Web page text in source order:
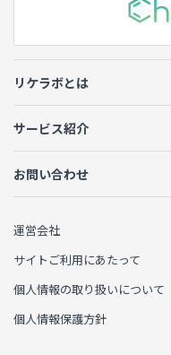
リケラボとは
サービス紹介
お問い合わせ
運営会社
サイトご利用にあたって
個人情報の取り扱いについて
個人情報保護方針